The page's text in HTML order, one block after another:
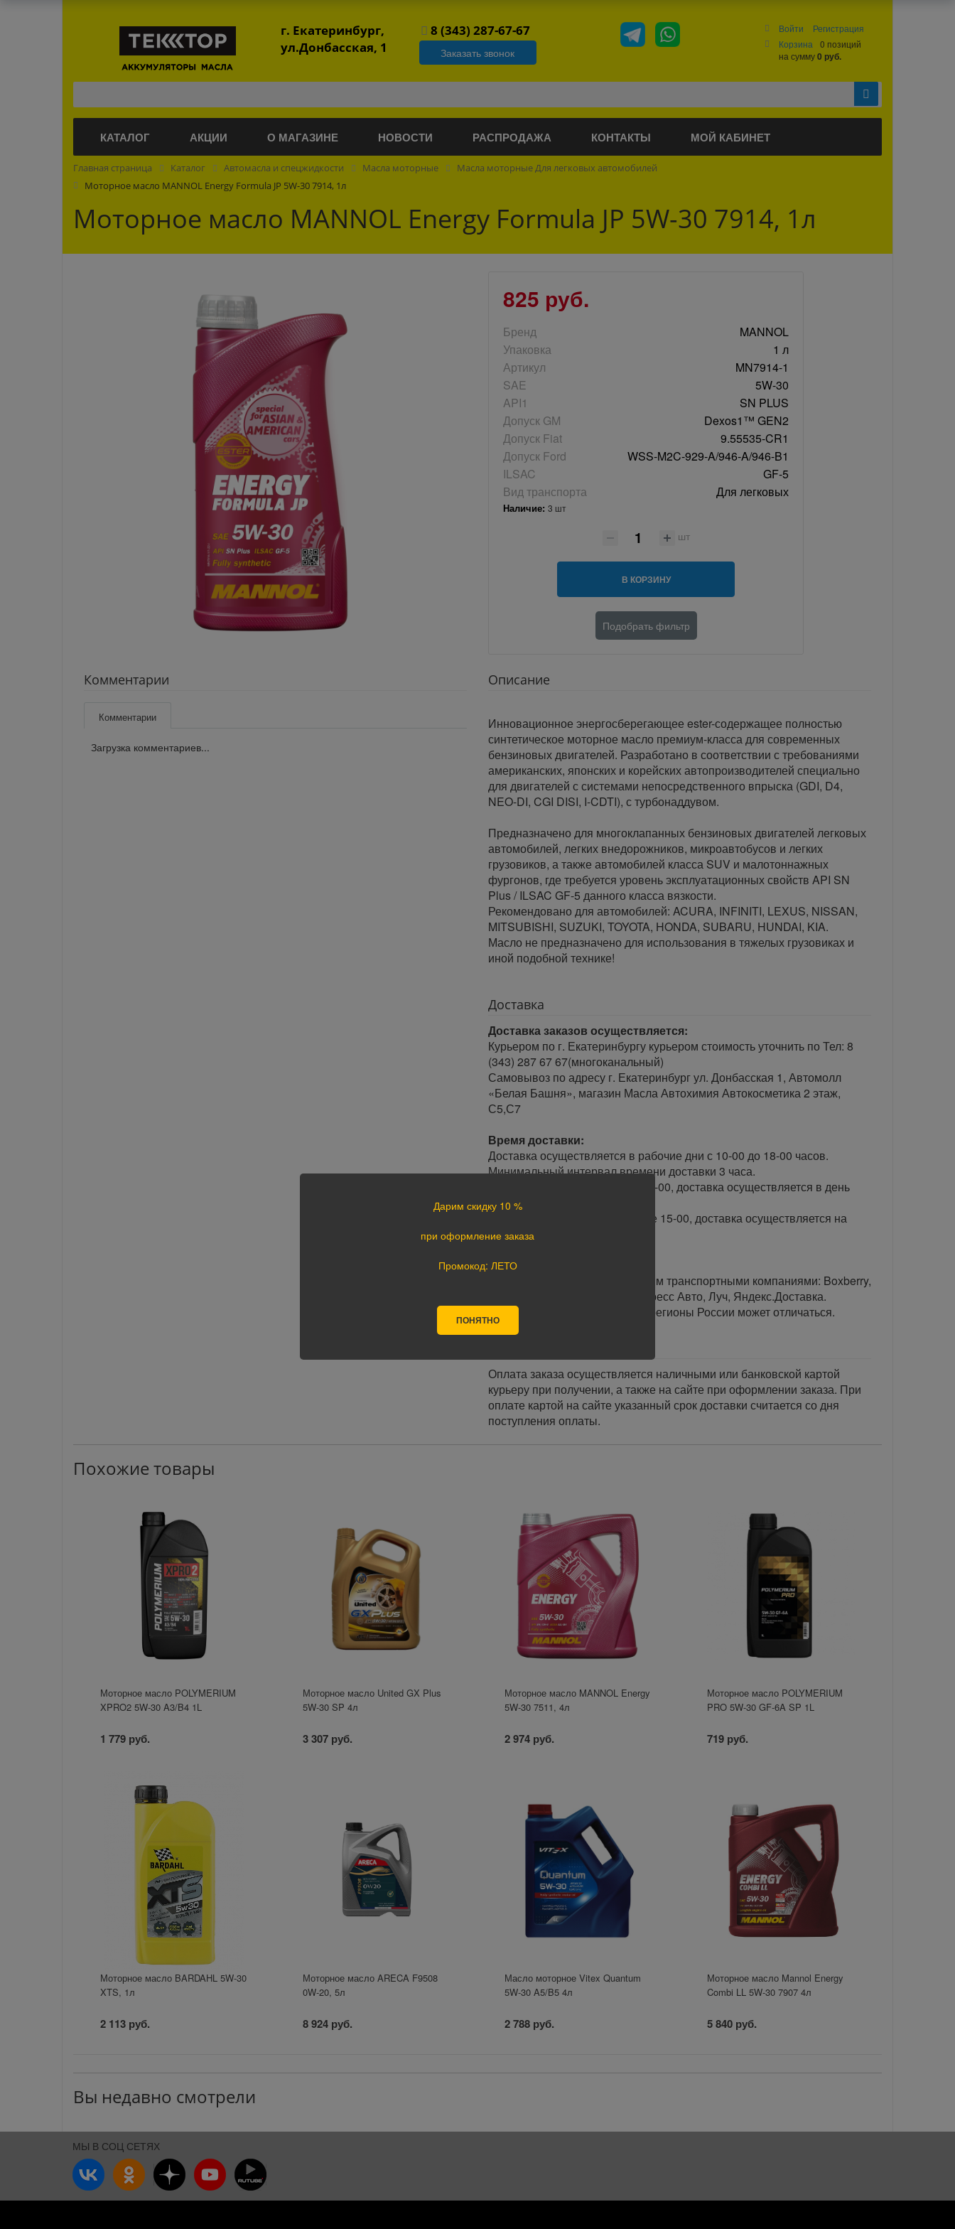
г. Екатеринбург,
ул.Донбасская, 1
8 (343) 287-67-67
Заказать звонок
Войти
Регистрация
Корзина
0 позиций
на сумму0 руб.
КАТАЛОГ АКЦИИ О МАГАЗИНЕ НОВОСТИ РАСПРОДАЖА КОНТАКТЫ МОЙ КАБИНЕТ
Главная страница Каталог Автомасла и спецжидкости Масла моторные
Масла моторные Для легковых автомобилей
Моторное масло MANNOL Energy Formula JP 5W-30 7914, 1л
Моторное масло MANNOL Energy Formula JP 5W-30 7914, 1л
825 руб.
Бренд
MANNOL
Упаковка
1 л
Артикул
MN7914-1
SAE
5W-30
API1
SN PLUS
Допуск GM
Dexos1™ GEN2
Допуск Fiat
9.55535-CR1
Допуск Ford
WSS-M2C-929-A/946-A/946-B1
ILSAC
GF-5
Вид транспорта
Для легковых
Наличие: 3 шт
шт
В КОРЗИНУ
Подобрать фильтр
Комментарии
Комментарии
Загрузка комментариев...
Описание
Инновационное энергосберегающее ester-содержащее полностью
синтетическое моторное масло премиум-класса для современных
бензиновых двигателей. Разработано в соответствии с требованиями
американских, японских и корейских автопроизводителей специально
для двигателей с системами непосредственного впрыска (GDI, D4,
NEO-DI, CGI DISI, I-CDTI), с турбонаддувом.
Предназначено для многоклапанных бензиновых двигателей легковых
автомобилей, легких внедорожников, микроавтобусов и легких
грузовиков, а также автомобилей класса SUV и малотоннажных
фургонов, где требуется уровень эксплуатационных свойств API SN
Plus / ILSAC GF-5 данного класса вязкости.
Рекомендовано для автомобилей: ACURA, INFINITI, LEXUS, NISSAN,
MITSUBISHI, SUZUKI, TOYOTA, HONDA, SUBARU, HUNDAI, KIA.
Масло не предназначено для использования в тяжелых грузовиках и
иной подобной технике!
Доставка
Доставка заказов осуществляется:
Курьером по г. Екатеринбургу курьером стоимость уточнить по Тел: 8
(343) 287 67 67(многоканальный)
Самовывоз по адресу г. Екатеринбург ул. Донбасская 1, Автомолл
«Белая Башня», магазин Масла Автохимия Автокосметика 2 этаж,
С5,С7
Время доставки:
Доставка осуществляется в рабочие дни с 10-00 до 18-00 часов.
Минимальный интервал времени доставки 3 часа.
· При оформлении заказа до 15-00, доставка осуществляется в день
заказа.
· При оформлении заказа после 15-00, доставка осуществляется на
следующий день.
Доставка по России:
В любой уголок России доставим транспортными компаниями: Boxberry,
Почта России, ПЭК, GTD, Экспресс Авто, Луч, Яндекс.Доставка.
Стоимость доставки в разные регионы России может отличаться.
Оплата заказа осуществляется наличными или банковской картой
курьеру при получении, а также на сайте при оформлении заказа. При
оплате картой на сайте указанный срок доставки считается со дня
поступления оплаты.
Похожие товары
Моторное масло POLYMERIUM
XPRO2 5W-30 A3/B4 1L
1 779 руб.
Моторное масло United GX Plus
5W-30 SP 4л
3 307 руб.
Моторное масло MANNOL Energy
5W-30 7511, 4л
2 974 руб.
Моторное масло POLYMERIUM
PRO 5W-30 GF-6A SP 1L
719 руб.
Моторное масло BARDAHL 5W-30
XTS, 1л
2 113 руб.
Моторное масло ARECA F9508
0W-20, 5л
8 924 руб.
Масло моторное Vitex Quantum
5W-30 A5/B5 4л
2 788 руб.
Моторное масло Mannol Energy
Combi LL 5W-30 7907 4л
5 840 руб.
Вы недавно смотрели
МЫ В СОЦ СЕТЯХ
Дарим скидку 10 %
при оформление заказа
Промокод: ЛЕТО
ПОНЯТНО